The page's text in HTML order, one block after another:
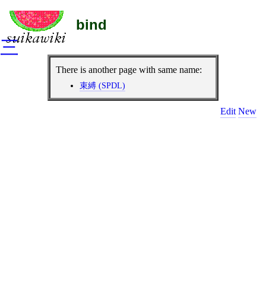
bind
There is another page with same name:
束縛 (SPDL)
Edit New
三